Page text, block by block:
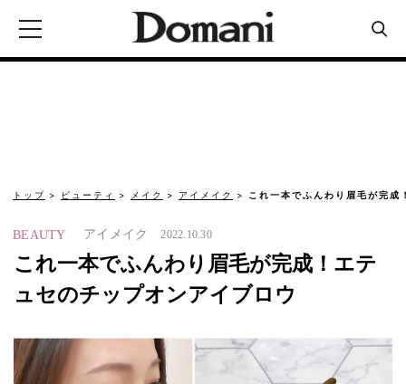
トップ ビューティ メイク アイメイク これ一本でふんわり眉毛が完
BEAUTY アイメイク 2022.10.30
これ一本でふんわり眉毛が完成！エテ
ュセのチップオンアイブロウ